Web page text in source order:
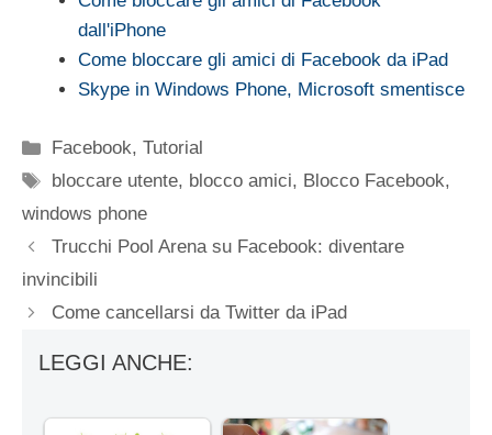
dall'iPhone
Come bloccare gli amici di Facebook da iPad
Skype in Windows Phone, Microsoft smentisce
Categorie
Facebook,Tutorial
Tag
bloccare utente, blocco amici, Blocco Facebook,
windows phone
Trucchi Pool Arena su Facebook: diventare
invincibili
Come cancellarsi da Twitter da iPad
LEGGI ANCHE: